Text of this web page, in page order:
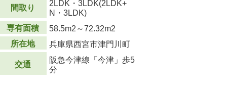
間取り
2LDK・3LDK(2LDK+
N・3LDK)
専有面積
58.5m2 ～72.32m2
所在地
兵庫県西宮市津門川町
交通
阪急今津線「今津」歩5
分